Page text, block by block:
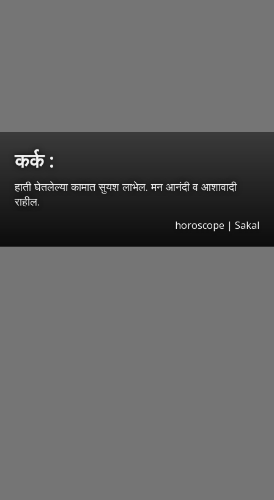
कर्क :
हाती घेतलेल्या कामात सुयश लाभेल. मन आनंदी व आशावादी
राहील.
horoscope | Sakal